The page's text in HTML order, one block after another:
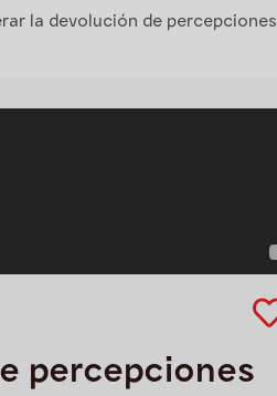
la devolución de percepciones
percepciones